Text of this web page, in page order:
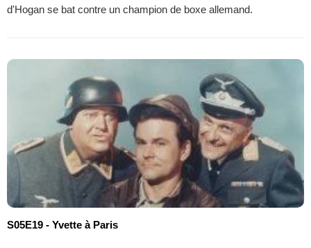
d'Hogan se bat contre un champion de boxe allemand.
S05E19 - Yvette à Paris